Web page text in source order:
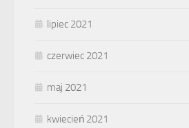
lipiec 2021
czerwiec 2021
maj 2021
kwiecień 2021